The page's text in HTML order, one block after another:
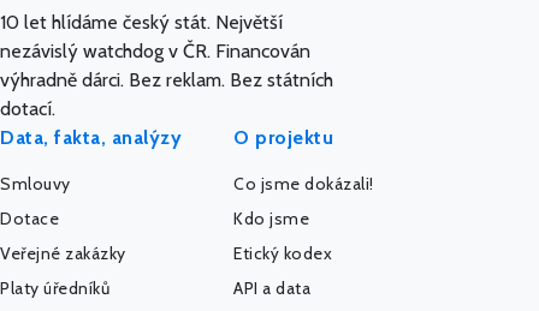
10 let hlídáme český stát. Největší
nezávislý watchdog v ČR. Financován
výhradně dárci. Bez reklam. Bez státních
dotací.
Data, fakta, analýzy
Smlouvy
Dotace
Veřejné zakázky
Platy úředníků
O projektu
Co jsme dokázali!
Kdo jsme
Etický kodex
API a data